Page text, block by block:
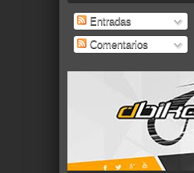
Entradas
Comentarios